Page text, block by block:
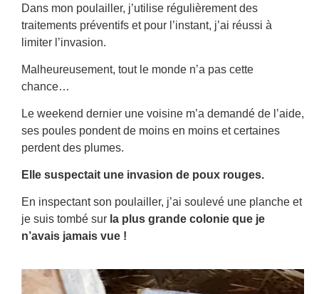
Dans mon poulailler, j’utilise régulièrement des
traitements préventifs et pour l’instant, j’ai réussi à
limiter l’invasion.
Malheureusement, tout le monde n’a pas cette
chance…
Le weekend dernier une voisine m’a demandé de l’aide,
ses poules pondent de moins en moins et certaines
perdent des plumes.
Elle suspectait une invasion de poux rouges.
En inspectant son poulailler, j’ai soulevé une planche et
je suis tombé sur la plus grande colonie que je
n’avais jamais vue !